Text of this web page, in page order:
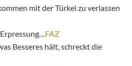
mit der Türkei zu verlassen
FAZ
Besseres hält, schreckt die